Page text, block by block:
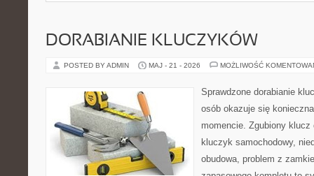
DORABIANIE KLUCZYKÓW
POSTED BY ADMIN MAJ - 21 - 2026 MOŻLIWOŚĆ
Sprawdzone dorabianie
osób okazuje się
momencie. Zgubiony
kluczyk samochodowy,
obudowa, problem z